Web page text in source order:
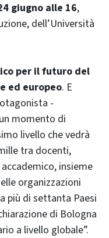
giugno alle 16,
dell’Università
per il futuro del
ed europeo. E
-
momento di
livello che vedrà
tra docenti,
insieme
organizzazioni
più di settanta Paesi
di Bologna
a livello globale”.